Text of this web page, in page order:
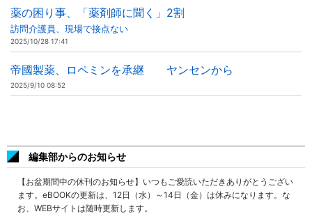
薬の困り事、「薬剤師に聞く」2割
訪問介護員、現場で接点ない
2025/10/28 17:41
帝國製薬、ロペミンを承継 ヤンセンから
2025/9/10 08:52
編集部からのお知らせ
【お盆期間中の休刊のお知らせ】いつもご愛読いただきありがとうござい
ます。eBOOKの更新は、12日（水）～14日（金）は休みになります。な
お、WEBサイトは随時更新します。